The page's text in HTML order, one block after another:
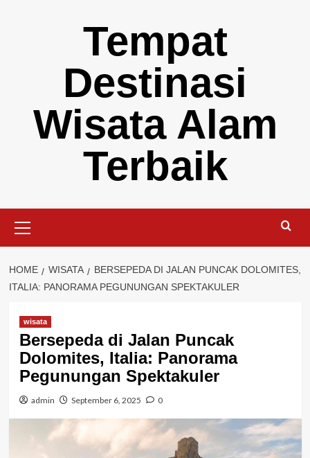
Tempat
Destinasi
Wisata Alam
Terbaik
Menu
HOME WISATA
BERSEPEDA DI JALAN PUNCAK DOLOMITES,
ITALIA: PANORAMA PEGUNUNGAN SPEKTAKULER
wisata
Bersepeda di Jalan Puncak
Dolomites, Italia: Panorama
Pegunungan Spektakuler
admin September 6, 2025 0